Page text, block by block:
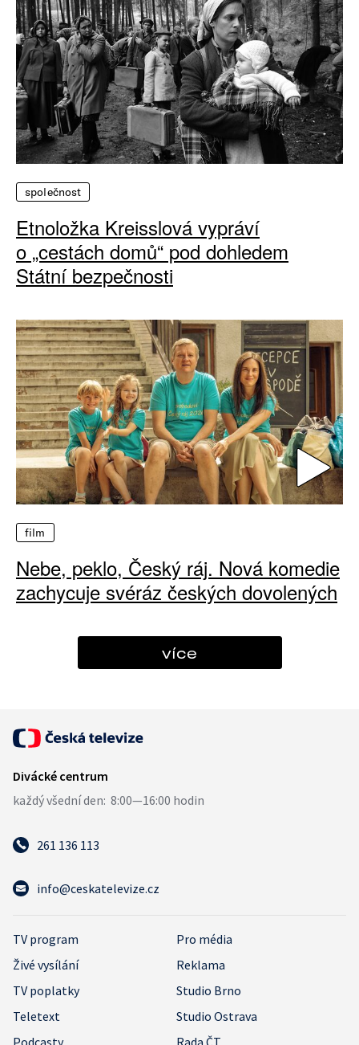
společnost
Etnoložka Kreisslová vypráví
o „cestách domů“ pod dohledem
Státní bezpečnosti
film
Nebe, peklo, Český ráj. Nová komedie
zachycuje svéráz českých dovolených
více
261 136 113
info@ceskatelevize.cz
TV program
Pro média
Živé vysílání
Reklama
TV poplatky
Studio Brno
Teletext
Studio Ostrava